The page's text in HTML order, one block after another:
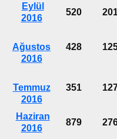
Eylül
2016
520
Ağustos
2016
428
Temmuz
2016
351
Haziran
2016
879